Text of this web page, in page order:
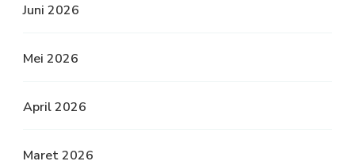
Juni 2026
Mei 2026
April 2026
Maret 2026